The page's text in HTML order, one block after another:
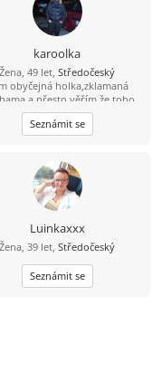
karoolka
Žena, 49 let, Středočeský
obyčejná holka,zklamaná
a přesto věřím,že toho
pravého jednou najdu.
Seznámit se
Luinkaxxx
Žena, 39 let, Středočeský
Seznámit se